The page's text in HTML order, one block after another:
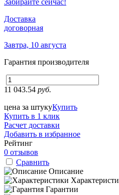
Доставка
договорная
Завтра, 10 августа
Гарантия производителя
11 043.54 руб.
цена за штукуКупить
Купить в 1 клик
Расчет доставки
Добавить в избранное
Рейтинг
0 отзывов
Сравнить
Описание
Гарантии